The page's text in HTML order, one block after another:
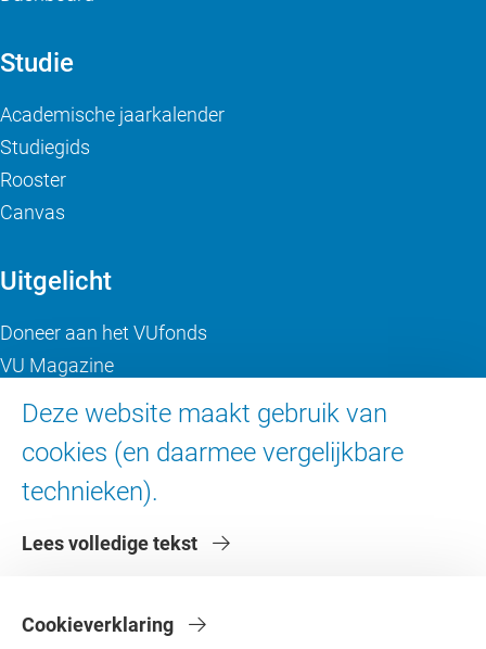
Deze website maakt gebruik van
cookies (en daarmee vergelijkbare
technieken).
Lees volledige tekst
Cookieverklaring
Studie
Academische jaarkalender
Studiegids
Rooster
Canvas
Uitgelicht
Doneer aan het VUfonds
VU Magazine
Over de VU
Contact en route
Faculteiten